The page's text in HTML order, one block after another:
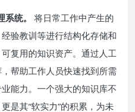
统。
将日常工作中产生的
验教训等进行结构化存储和
复用的知识资产。通过人工
帮助工作人员快速找到所需
能力。一个强大的知识库不
是其“软实力”的积累，为未